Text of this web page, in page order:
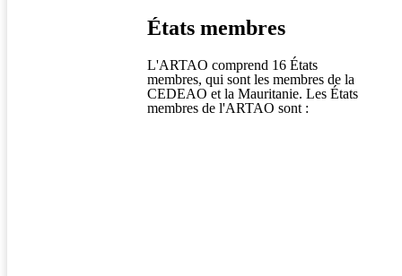
États membres
L'ARTAO comprend 16 États
membres, qui sont les membres de la
CEDEAO et la Mauritanie. Les États
membres de l'ARTAO sont :